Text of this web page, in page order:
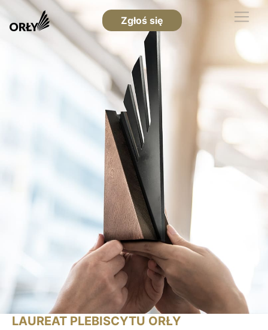
Zgłoś się
LAUREAT PLEBISCYTU ORŁY